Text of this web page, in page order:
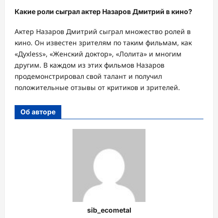
Какие роли сыграл актер Назаров Дмитрий в кино?
Актер Назаров Дмитрий сыграл множество ролей в
кино. Он известен зрителям по таким фильмам, как
«Духless», «Женский доктор», «Лолита» и многим
другим. В каждом из этих фильмов Назаров
продемонстрировал свой талант и получил
положительные отзывы от критиков и зрителей.
Об авторе
sib_ecometal